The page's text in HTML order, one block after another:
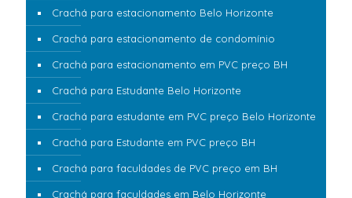
Crachá para estacionamento Belo Horizonte
Crachá para estacionamento de condomínio
Crachá para estacionamento em PVC preço BH
Crachá para Estudante Belo Horizonte
Crachá para estudante em PVC preço Belo Horizonte
Crachá para Estudante em PVC preço BH
Crachá para faculdades de PVC preço em BH
Crachá para faculdades em Belo Horizonte